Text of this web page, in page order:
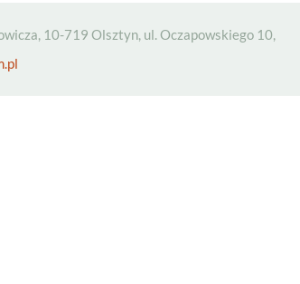
10-719 Olsztyn, ul. Oczapowskiego 10,